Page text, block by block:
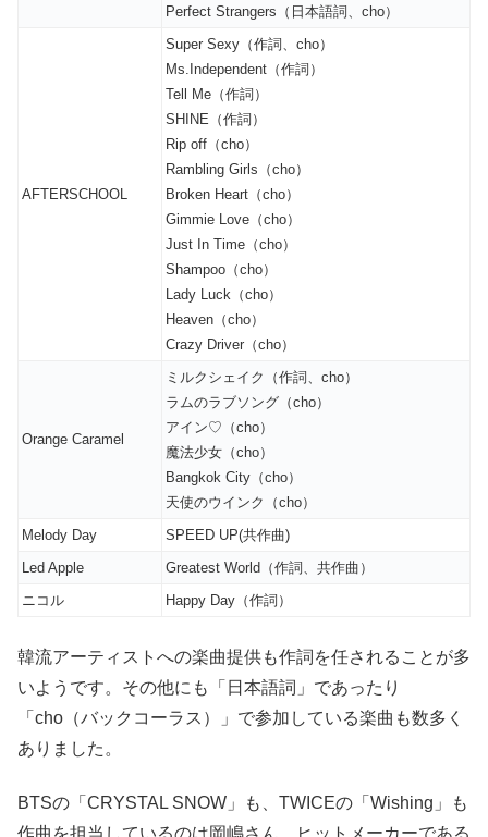
Perfect Strangers（日本語詞、cho）
AFTERSCHOOL
Super Sexy（作詞、cho）
Ms.Independent（作詞）
Tell Me（作詞）
SHINE（作詞）
Rip off（cho）
Rambling Girls（cho）
Broken Heart（cho）
Gimmie Love（cho）
Just In Time（cho）
Shampoo（cho）
Lady Luck（cho）
Heaven（cho）
Crazy Driver（cho）
Orange Caramel
ミルクシェイク（作詞、cho）
ラムのラブソング（cho）
アイン♡（cho）
魔法少女（cho）
Bangkok City（cho）
天使のウインク（cho）
Melody Day
SPEED UP(共作曲)
Led Apple
Greatest World（作詞、共作曲）
ニコル
Happy Day（作詞）
韓流アーティストへの楽曲提供も作詞を任されることが多
いようです。その他にも「日本語詞」であったり
「cho（バックコーラス）」で参加している楽曲も数多く
ありました。
BTSの「CRYSTAL SNOW」も、TWICEの「Wishing」も